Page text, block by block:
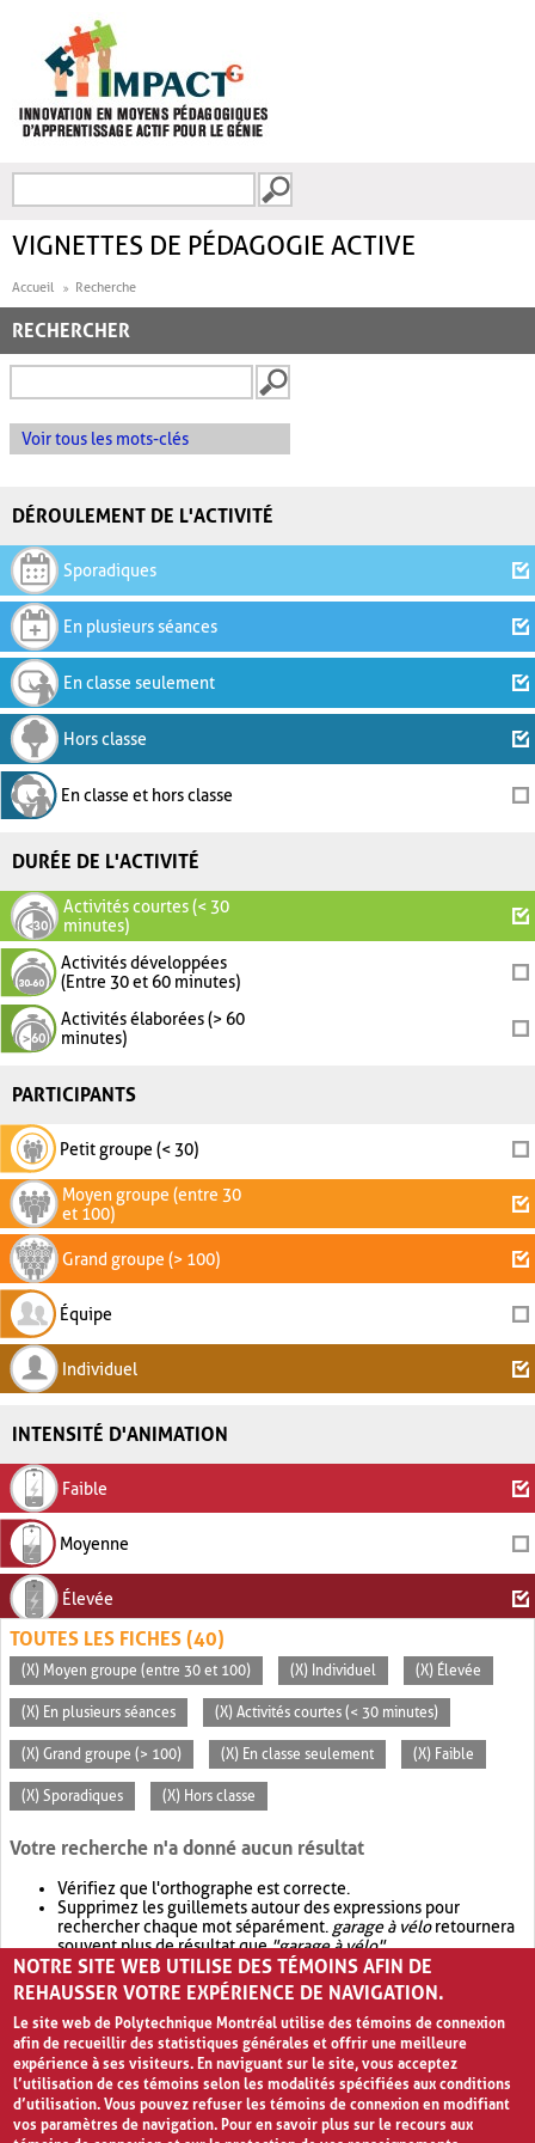
FORMULAIRE DE
VIGNETTES DE PÉDAGOGIE ACTIVE
Accueil Recherche
RECHERCHER
Voir tous les mots-clés
DÉROULEMENT DE L'ACTIVITÉ
Sporadiques
En plusieurs séances
En classe seulement
Hors classe
En classe et hors classe
DURÉE DE L'ACTIVITÉ
Activités courtes (< 30
minutes)
Activités développées
(Entre 30 et 60 minutes)
Activités élaborées (> 60
minutes)
PARTICIPANTS
Petit groupe (< 30)
Moyen groupe (entre 30
et 100)
Grand groupe (> 100)
Équipe
Individuel
INTENSITÉ D'ANIMATION
Faible
Moyenne
Élevée
TOUTES LES FICHES (40)
(X) Moyen groupe (entre 30 et 100) (X) Individuel (X) Élevée
(X) En plusieurs séances (X) Activités courtes (< 30 minutes)
(X) Grand groupe (> 100) (X) En classe seulement (X) Faible
(X) Sporadiques (X) Hors classe
Votre recherche n'a donné aucun résultat
Vérifiez que l'orthographe est correcte.
Supprimez les guillemets autour des expressions pour
rechercher chaque mot séparément. garage à véloretournera
souvent plus de résultat que"garage à vélo".
Envisagez d'élargir votre recherche avec OR.garage OR vélo
retournera souvent plus de résultat quegarage à vélo
NOTRE SITE WEB UTILISE DES TÉMOINS AFIN DE
REHAUSSER VOTRE EXPÉRIENCE DE NAVIGATION.
Le site web de Polytechnique Montréal utilise des témoins de connexion
afin de recueillir des statistiques générales et offrir une meilleure
expérience à ses visiteurs. En naviguant sur le site, vous acceptez
l’utilisation de ces témoins selon les modalités spécifiées aux conditions
d’utilisation. Vous pouvez refuser les témoins de connexion en modifiant
vos paramètres de navigation. Pour en savoir plus sur le recours aux